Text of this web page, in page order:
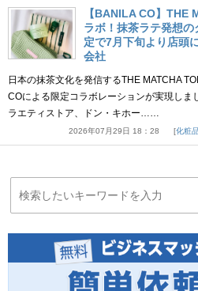
【BANILA CO】THE
ラボ！抹茶ラテ発想
定で7月下旬より店頭
会社
日本の抹茶文化を発信するTHE MATCHA
COによる限定コラボレーションが実現しま
ラエティストア、ドン・キホー……
2026年07月29日 18：28 化粧